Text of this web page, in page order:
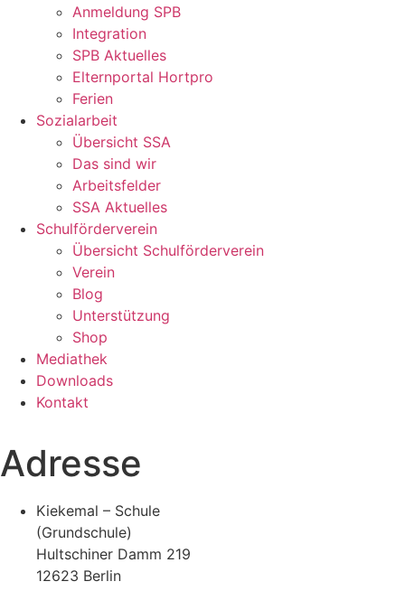
Anmeldung SPB
Integration
SPB Aktuelles
Elternportal Hortpro
Ferien
Sozialarbeit
Übersicht SSA
Das sind wir
Arbeitsfelder
SSA Aktuelles
Schulförderverein
Übersicht Schulförderverein
Verein
Blog
Unterstützung
Shop
Mediathek
Downloads
Kontakt
Adresse
Kiekemal – Schule
(Grundschule)
Hultschiner Damm 219
12623 Berlin